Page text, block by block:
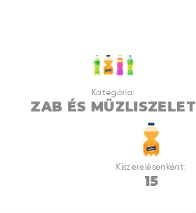
Kategória:
ZAB ÉS MÜZLISZELET
Kiszerelésenként:
15